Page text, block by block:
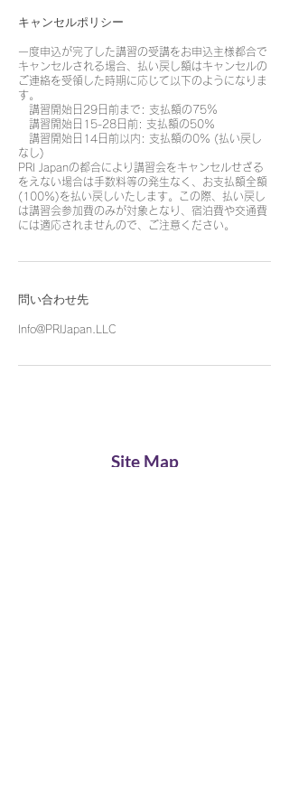
キャンセルポリシー
一度申込が完了した講習の受講をお申込主様都合で
キャンセルされる場合、払い戻し額はキャンセルの
ご連絡を受領した時期に応じて以下のようになりま
す。
講習開始日29日前まで: 支払額の75％
講習開始日15-28日前: 支払額の50%
講習開始日14日前以内: 支払額の0% (払い戻し
なし)
PRI Japanの都合により講習会をキャンセルせざる
をえない場合は手数料等の発生なく、お支払額全額
(100%)を払い戻しいたします。この際、払い戻し
は講習会参加費のみが対象となり、宿泊費や交通費
には適応されませんので、ご注意ください。
問い合わせ先
Info@PRIJapan.LLC
Site Map